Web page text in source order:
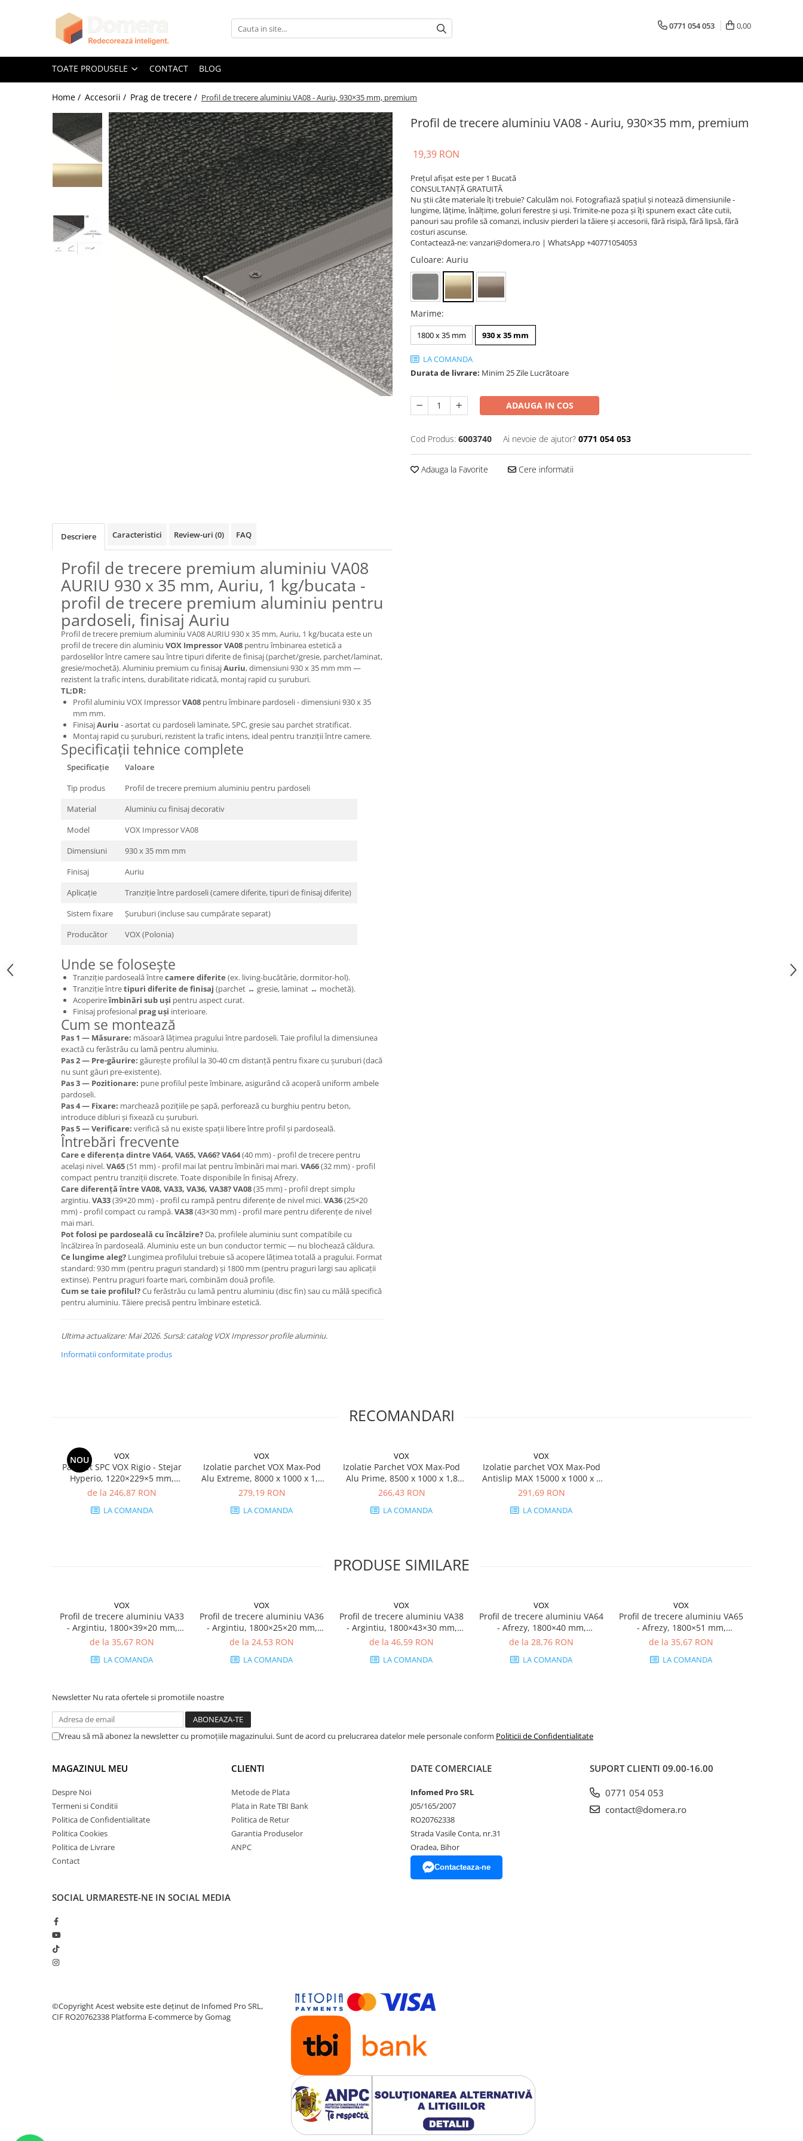
Toate Produsele
Parchet SPC
Riflaje Decorative
Riflaj exterior
Riflaje Interioare
Glafuri Interioare
Glafuri Exterioare
Plinte, Plinte PVC, Plinte MDF
Plinte MDF Premium
Panouri Decorative
Panouri Decorative SPC
Panouri Decorative Premium
0771 054 053 0,00
TOATE PRODUSELE CONTACT BLOG
Home / Accesorii / Prag de trecere / Profil de trecere aluminiu VA08 - Auriu, 930×35 mm, premium
Profil de trecere aluminiu VA08 - Auriu, 930×35 mm, premium
19,39 RON
Prețul afișat este per 1 Bucată
CONSULTANȚĂ GRATUITĂ
Nu știi câte materiale îți trebuie? Calculăm noi. Fotografiază spațiul și notează dimensiunile -
lungime, lățime, înălțime, goluri ferestre și uși. Trimite-ne poza și îți spunem exact câte cutii,
panouri sau profile să comanzi, inclusiv pierderi la tăiere și accesorii, fără risipă, fără lipsă, fără
costuri ascunse.
Contactează-ne: vanzari@domera.ro | WhatsApp +40771054053
Culoare: Auriu
Marime:
1800 x 35 mm 930 x 35 mm
LA COMANDA
Durata de livrare: Minim 25 Zile Lucrătoare
ADAUGA IN COS
Cod Produs: 6003740 Ai nevoie de ajutor? 0771 054 053
Adauga la Favorite Cere informatii
Descriere Caracteristici Review-uri (0) FAQ
Profil de trecere premium aluminiu VA08
AURIU 930 x 35 mm, Auriu, 1 kg/bucata -
profil de trecere premium aluminiu pentru
pardoseli, finisaj Auriu
Profil de trecere premium aluminiu VA08 AURIU 930 x 35 mm, Auriu, 1 kg/bucata este un
profil de trecere din aluminiu VOX Impressor VA08 pentru îmbinarea estetică a
pardoselilor între camere sau între tipuri diferite de finisaj (parchet/gresie, parchet/laminat,
gresie/mochetă). Aluminiu premium cu finisajAuriu, dimensiuni 930 x 35 mm mm —
rezistent la trafic intens, durabilitate ridicată, montaj rapid cu șuruburi.
TL;DR:
Profil aluminiu VOX ImpressorVA08 pentru îmbinare pardoseli - dimensiuni 930 x 35
mm mm.
FinisajAuriu - asortat cu pardoseli laminate, SPC, gresie sau parchet stratificat.
Montaj rapid cu șuruburi, rezistent la trafic intens, ideal pentru tranziții între camere.
Specificații tehnice complete
Specificație
Valoare
Tip produs
Profil de trecere premium aluminiu pentru pardoseli
Material
Aluminiu cu finisaj decorativ
Model
VOX Impressor VA08
Dimensiuni
930 x 35 mm mm
Finisaj
Auriu
Aplicație
Tranziție între pardoseli (camere diferite, tipuri de finisaj diferite)
Sistem fixare
Șuruburi (incluse sau cumpărate separat)
Producător
VOX (Polonia)
Unde se folosește
Tranziție pardoseală întrecamere diferite (ex. living-bucătărie, dormitor-hol).
Tranziție întretipuri diferite de finisaj (parchet ↔ gresie, laminat ↔ mochetă).
Acoperireîmbinări sub uși pentru aspect curat.
Finisaj profesional prag uși interioare.
Cum se montează
Pas 1 — Măsurare: măsoară lățimea pragului între pardoseli. Taie profilul la dimensiunea
exactă cu ferăstrău cu lamă pentru aluminiu.
Pas 2 — Pre-găurire: găurește profilul la 30-40 cm distanță pentru fixare cu șuruburi (dacă
nu sunt găuri pre-existente).
Pas 3 — Pozitionare: pune profilul peste îmbinare, asigurând că acoperă uniform ambele
pardoseli.
Pas 4 — Fixare: marchează pozițiile pe șapă, perforează cu burghiu pentru beton,
introduce dibluri și fixează cu șuruburi.
Pas 5 — Verificare: verifică să nu existe spații libere între profil și pardoseală.
Întrebări frecvente
Care e diferența dintre VA64, VA65, VA66?VA64(40 mm) - profil de trecere pentru
același nivel.VA65(51 mm) - profil mai lat pentru îmbinări mai mari.VA66(32 mm) - profil
compact pentru tranziții discrete. Toate disponibile în finisaj Afrezy.
Care diferență între VA08, VA33, VA36, VA38?VA08(35 mm) - profil drept simplu
argintiu.VA33(39×20 mm) - profil cu rampă pentru diferențe de nivel mici.VA36(25×20
mm) - profil compact cu rampă.VA38(43×30 mm) - profil mare pentru diferențe de nivel
mai mari.
Pot folosi pe pardoseală cu încălzire? Da, profilele aluminiu sunt compatibile cu
încălzirea în pardoseală. Aluminiu este un bun conductor termic — nu blochează căldura.
Ce lungime aleg? Lungimea profilului trebuie să acopere lățimea totală a pragului. Format
standard: 930 mm (pentru praguri standard) și 1800 mm (pentru praguri largi sau aplicații
extinse). Pentru praguri foarte mari, combinăm două profile.
Cum se taie profilul?Cu ferăstrău cu lamă pentru aluminiu (disc fin) sau cu mâlă specifică
pentru aluminiu. Tăiere precisă pentru îmbinare estetică.
Ultima actualizare: Mai 2026. Sursă: catalog VOX Impressor profile aluminiu.
Informatii conformitate produs
RECOMANDARI
NOU VOX
Parchet SPC VOX Rigio - Stejar
Hyperio, 1220×229×5 mm,
antiderapant R9, 2.23 mp/cutie
de la 246,87 RON
LA COMANDA
VOX
Izolatie parchet VOX Max-Pod
Alu Extreme, 8000 x 1000 x 1,6
mm, 8 mp, Rolă, 17 dB
279,19 RON
LA COMANDA
VOX
Izolatie Parchet VOX Max-Pod
Alu Prime, 8500 x 1000 x 1,8
mm, 8,5 mp, Rolă, 18 dB
266,43 RON
LA COMANDA
VOX
Izolatie parchet VOX Max-Pod
Antislip MAX 15000 x 1000 x 2
mm, 15 mp, Rolă, Polietilenă,
291,69 RON
LA COMANDA
PRODUSE SIMILARE
VOX
Profil de trecere aluminiu VA33
- Argintiu, 1800×39×20 mm,
premium
de la 35,67 RON
LA COMANDA
VOX
Profil de trecere aluminiu VA36
- Argintiu, 1800×25×20 mm,
premium
de la 24,53 RON
LA COMANDA
VOX
Profil de trecere aluminiu VA38
- Argintiu, 1800×43×30 mm,
premium
de la 46,59 RON
LA COMANDA
VOX
Profil de trecere aluminiu VA64
- Afrezy, 1800×40 mm,
premium
de la 28,76 RON
LA COMANDA
VOX
Profil de trecere aluminiu VA65
- Afrezy, 1800×51 mm,
premium
de la 35,67 RON
LA COMANDA
Newsletter Nu rata ofertele si promotiile noastre
Vreau să mă abonez la newsletter cu promoțiile magazinului. Sunt de acord cu prelucrarea datelor mele personale conform Politicii de Confidentialitate
MAGAZINUL MEU
Despre Noi
Termeni si Conditii
Politica de Confidentialitate
Politica Cookies
Politica de Livrare
Contact
CLIENTI
Metode de Plata
Plata in Rate TBI Bank
Politica de Retur
Garantia Produselor
ANPC
DATE COMERCIALE
Infomed Pro SRL
J05/165/2007
RO20762338
Strada Vasile Conta, nr.31
Oradea, Bihor
Contacteaza-ne
SUPORT CLIENTI 09.00-16.00
0771 054 053
contact@domera.ro
SOCIAL URMARESTE-NE IN SOCIAL MEDIA
©Copyright Acest website este deținut de Infomed Pro SRL,
CIF RO20762338 Platforma E-commerce by Gomag